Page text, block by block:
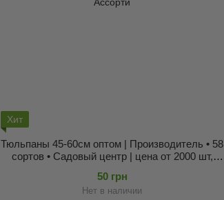
Хит
Тюльпаны 45-60см оптом | Производитель • 58
сортов • Садовый центр | цена от 2000 шт,
50 грн
Нет в наличии